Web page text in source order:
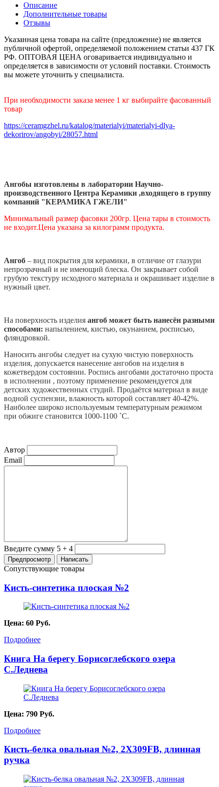
Описание
Дополнительные товары
Отзывы
Указанная цена товара на сайте (предложение) не является
публичной офертой, определяемой положением статьи 437 ГК
РФ. ОПТОВАЯ ЦЕНА оговаривается индивидуально и
определяется в зависимости от условий поставки. Стоимость
вы можете уточнить у специалиста.
При необходимости заказа менее 1 кг выбирайте фасованный
товар
https://ceramgzhel.ru/katalog/materialyi/materialyi-dlya-
dekorirov/angobyi/28057.html
Ангобы изготовлены в лаборатории Научно-
производственного Центра Керамики ,входящего в группу
компаний "КЕРАМИКА ГЖЕЛИ"
Минимальный размер фасовки 200гр. Цена тары в стоимость
не входит.Цена указана за килограмм продукта.
Ангоб – вид покрытия для керамики, в отличие от глазури
непрозрачный и не имеющий блеска. Он закрывает собой
грубую текстуру исходного материала и окрашивает изделие в
нужный цвет.
На поверхность изделия ангоб может быть нанесён разными
способами: напылением, кистью, окунанием, росписью,
фляндровкой.
Наносить ангобы следует на сухую чистую поверхность
изделия, допускается нанесение ангобов на изделия в
кожетвердом состоянии. Роспись ангобами достаточно проста
в исполнении , поэтому применение рекомендуется для
детских художественных студий. Продаётся материал в виде
водной суспензии, влажность которой составляет 40-42%.
Наиболее широко используемым температурным режимом
при обжиге становится 1000-1100 ˚С.
Автор
Email
Введите сумму 5 + 4
Сопутствующие товары
Кисть-синтетика плоская №2
Цена: 60 Руб.
Подробнее
Книга На берегу Борисоглебского озера
С.Леднева
Цена: 790 Руб.
Подробнее
Кисть-белка овальная №2, 2X309FB, длинная
ручка